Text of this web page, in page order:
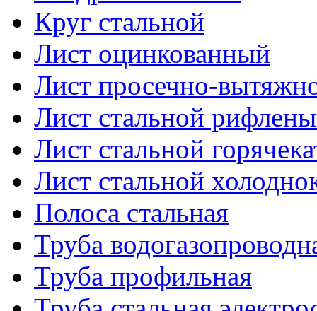
Круг стальной
Лист оцинкованный
Лист просечно-
Лист стальной
Лист стальной
Лист стальной
Полоса стальная
Труба
Труба профильная